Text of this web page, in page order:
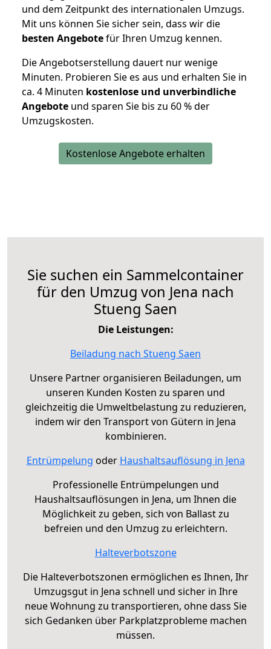
und dem Zeitpunkt des internationalen Umzugs.
Mit uns können Sie sicher sein, dass wir die
besten Angebotefür Ihren Umzug kennen.
Die Angebotserstellung dauert nur wenige
Minuten. Probieren Sie es aus und erhalten Sie in
ca. 4 Minuten kostenlose und unverbindliche
Angebote und sparen Sie bis zu 60 % der
Umzugskosten.
Kostenlose Angebote erhalten
Sie suchen ein Sammelcontainer
für den Umzug von Jena nach
Stueng Saen
Die Leistungen:
Beiladung nach Stueng Saen
Unsere Partner organisieren Beiladungen, um
unseren Kunden Kosten zu sparen und
gleichzeitig die Umweltbelastung zu reduzieren,
indem wir den Transport von Gütern in Jena
kombinieren.
Entrümpelung oder Haushaltsauflösung in Jena
Professionelle Entrümpelungen und
Haushaltsauflösungen in Jena, um Ihnen die
Möglichkeit zu geben, sich von Ballast zu
befreien und den Umzug zu erleichtern.
Halteverbotszone
Die Halteverbotszonen ermöglichen es Ihnen, Ihr
Umzugsgut in Jena schnell und sicher in Ihre
neue Wohnung zu transportieren, ohne dass Sie
sich Gedanken über Parkplatzprobleme machen
müssen.